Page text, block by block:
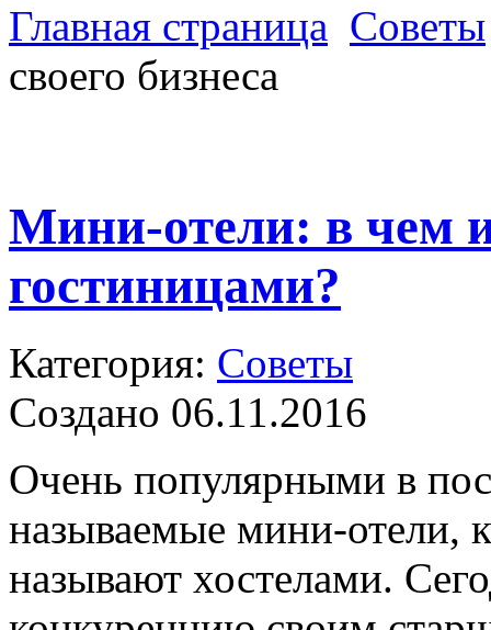
Главная страница Советы
своего бизнеса
Мини-отели: в чем
гостиницами?
Категория: Советы
Создано 06.11.2016
Очень популярными в
называемые мини-отели,
называют хостелами.